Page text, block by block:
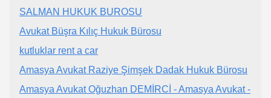
SALMAN HUKUK BUROSU
Avukat Büşra Kılıç Hukuk Bürosu
kutluklar rent a car
Amasya Avukat Raziye Şimşek Dadak Hukuk Bürosu
Amasya Avukat Oğuzhan DEMİRCİ - Amasya Avukat -